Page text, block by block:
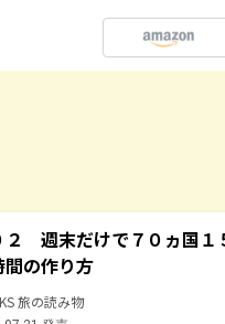
２ 週末だけで７０ヵ国１
間の作り方
旅の読み物